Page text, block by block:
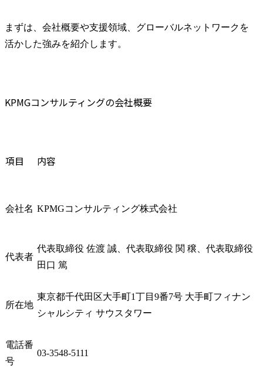
若い組織ならではの柔軟性がある
フラットに意見を交わすカルチャーがある
採用では専門性・論理的思考力・変革推進力が見られる
KPMGコンサルティングに向いている人
変化の大きい環境で主体的に動ける人
KPMGコンサルティングへの転職を成功させるポイント
なぜKPMGなのかをほかファームとの違いから説明する
入社後に貢献できる領域を明確にする
まとめ
FAQ
まずは、会社概要や支援領域、グローバルネットワークを
活かした強みを紹介します。
KPMGコンサルティングの会社概要
項目 内容
会社名 KPMGコンサルティング株式会社
代表者
代表取締役 佐渡 誠、代表取締役 関 穣、代表取締役
田口 篤
所在地
東京都千代田区大手町1丁目9番7号 大手町フィナン
シャルシティ サウスタワー
電話番
号
03-3548-5111